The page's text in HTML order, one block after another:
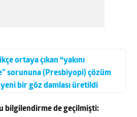
ortaya çıkan “yakını
sorununa (Presbiyopi) çözüm
bir göz damlası üretildi
bilgilendirme de geçilmişti: